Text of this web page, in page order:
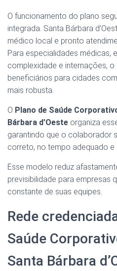
O funcionamento do plano
integrada. Santa Bárbara
médico local e pronto
Para especialidades médicas,
complexidade e internações,
beneficiários para cidades
mais robusta.
O Plano de Saúde
Bárbara d’Oeste organiza
garantindo que o colaborador
correto, no tempo adequado
Esse modelo reduz
previsibilidade para empresas
constante de suas equipes.
Rede
Saúde
Santa Bárbara